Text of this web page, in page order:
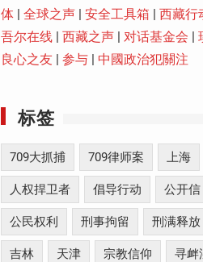
体 | 全球之声 | 安全工具箱 | 西藏行
吾尔在线 | 西藏之声 | 对话基金会 |
良心之友 | 参与 | 中國政治犯關注
标签
709大抓捕 709律师案 上海
人权捍卫者 倡导行动 公开信
公民权利 刑事拘留 刑满释放
吉林 天津 宗教信仰 寻衅